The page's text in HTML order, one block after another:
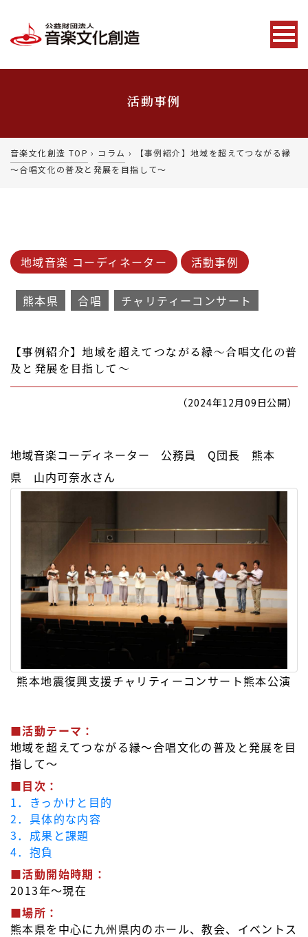
活動事例
音楽文化創造 TOP › コラム ›
【事例紹介】地域を超えてつながる縁
～合唱文化の普及と発展を目指して～
地域音楽 コーディネーター 活動事例
熊本県 合唱 チャリティーコンサート
【事例紹介】地域を超えてつながる縁～合唱文化の普
及と発展を目指して～
（2024年12月09日公開）
地域音楽コーディネーター 公務員 Q団長 熊本
県 山内可奈水さん
熊本地震復興支援チャリティーコンサート熊本公演
■活動テーマ：
地域を超えてつながる縁～合唱文化の普及と発展を目
指して～
■目次：
1．きっかけと目的
2．具体的な内容
3．成果と課題
4．抱負
■活動開始時期：
2013年～現在
■場所：
熊本県を中心に九州県内のホール、教会、イベントス